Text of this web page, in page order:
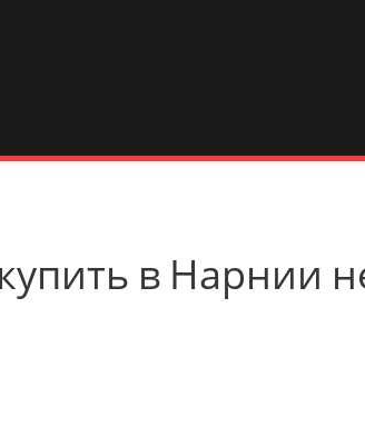
купить в Нарнии